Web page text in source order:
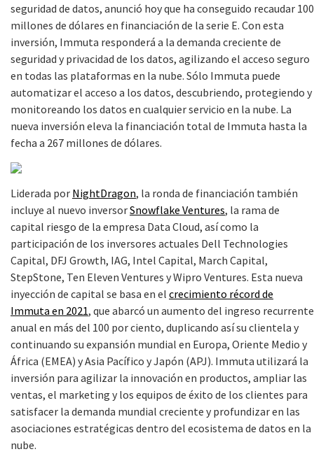
seguridad de datos, anunció hoy que ha conseguido recaudar 100
millones de dólares en financiación de la serie E. Con esta
inversión, Immuta responderá a la demanda creciente de
seguridad y privacidad de los datos, agilizando el acceso seguro
en todas las plataformas en la nube. Sólo Immuta puede
automatizar el acceso a los datos, descubriendo, protegiendo y
monitoreando los datos en cualquier servicio en la nube. La
nueva inversión eleva la financiación total de Immuta hasta la
fecha a 267 millones de dólares.
Liderada por NightDragon, la ronda de financiación también
incluye al nuevo inversorSnowflake Ventures, la rama de
capital riesgo de la empresa Data Cloud, así como la
participación de los inversores actuales Dell Technologies
Capital, DFJ Growth, IAG, Intel Capital, March Capital,
StepStone, Ten Eleven Ventures y Wipro Ventures. Esta nueva
inyección de capital se basa en el crecimiento récord de
Immuta en 2021, que abarcó un aumento del ingreso recurrente
anual en más del 100 por ciento, duplicando así su clientela y
continuando su expansión mundial en Europa, Oriente Medio y
África (EMEA) y Asia Pacífico y Japón (APJ). Immuta utilizará la
inversión para agilizar la innovación en productos, ampliar las
ventas, el marketing y los equipos de éxito de los clientes para
satisfacer la demanda mundial creciente y profundizar en las
asociaciones estratégicas dentro del ecosistema de datos en la
nube.